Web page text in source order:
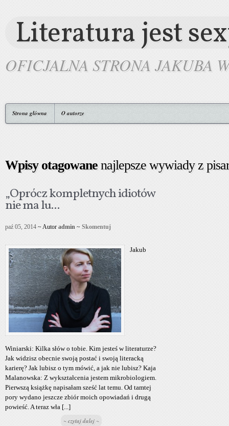
Literatura jest
OFICJALNA STRONA JAKUBA
Strona główna O autorze
Wpisy otagowanenajlepsze wywiady z
„Oprócz kompletnych idiotów
nie ma lu...
paź 05, 2014 ~ Autor admin ~ Skomentuj
Jakub
Winiarski: Kilka słów o tobie. Kim jesteś w literaturze?
Jak widzisz obecnie swoją postać i swoją literacką
karierę? Jak lubisz o tym mówić, a jak nie lubisz? Kaja
Malanowska: Z wykształcenia jestem mikrobiologiem.
Pierwszą książkę napisałam sześć lat temu. Od tamtej
pory wydano jeszcze zbiór moich opowiadań i drugą
powieść. A teraz wła [...]
~ czytaj dalej ~